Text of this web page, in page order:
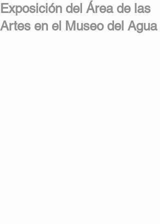
Exposición del Área de las
Artes en el Museo del Agua